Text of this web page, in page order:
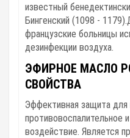
известный
Бингенский (1098 -
французские больницы
дезинфекции воздуха.
ЭФИРНОЕ МАСЛО
СВОЙСТВА
Эффективная защита для
противовоспалительное
воздействие. Является